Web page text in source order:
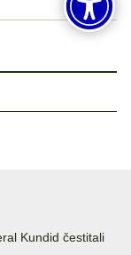
Kundid čestitali